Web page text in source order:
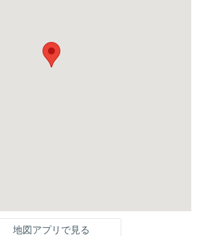
地図アプリで見る